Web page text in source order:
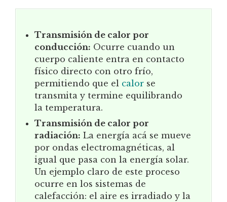
Transmisión de calor por
conducción: Ocurre cuando un
cuerpo caliente entra en contacto
físico directo con otro frío,
permitiendo que el calor se
transmita y termine equilibrando
la temperatura.
Transmisión de calor por
radiación: La energía acá se mueve
por ondas electromagnéticas, al
igual que pasa con la energía solar.
Un ejemplo claro de este proceso
ocurre en los sistemas de
calefacción: el aire es irradiado y la